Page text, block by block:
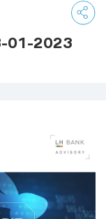
TH EN
01-2023